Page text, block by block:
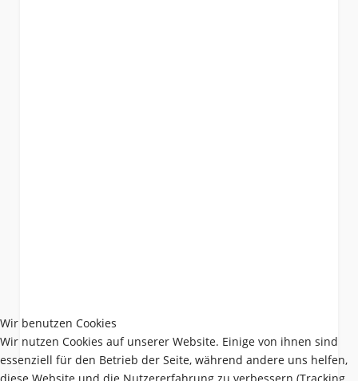
Wir benutzen Cookies
Wir nutzen Cookies auf unserer Website. Einige von ihnen sind
essenziell für den Betrieb der Seite, während andere uns helfen,
diese Website und die Nutzererfahrung zu verbessern (Tracking